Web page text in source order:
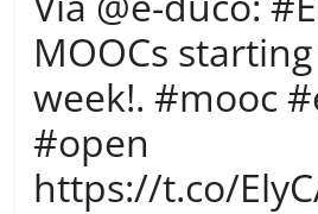
Learn
more.
Do
Be
more.
MOOCs
week!. #mooc
#open
https://t.co/